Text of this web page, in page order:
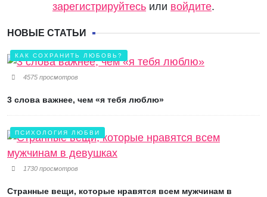
зарегистрируйтесь или войдите.
НОВЫЕ СТАТЬИ
КАК СОХРАНИТЬ ЛЮБОВЬ?
4575 просмотров
3 слова важнее, чем «я тебя люблю»
ПСИХОЛОГИЯ ЛЮБВИ
1730 просмотров
Странные вещи, которые нравятся всем мужчинам в